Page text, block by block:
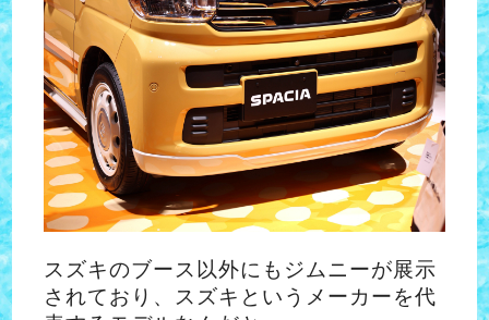
スズキのブース以外にもジムニーが展示
されており、スズキというメーカーを代